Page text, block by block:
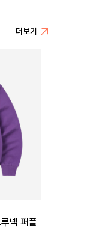
더보기
넥 퍼플